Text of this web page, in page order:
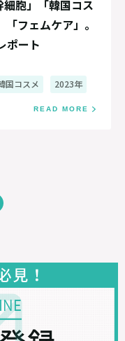
胞」「韓国コス
フェムケア」。
ポート
国コスメ 2023年
READ MORE